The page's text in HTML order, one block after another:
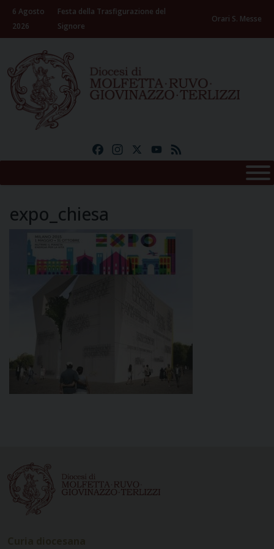
Skip
content
6 Agosto
2026
Festa della Trasfigurazione del
Signore
Orari S. Messe
FacebookInstagramYouTube
expo_chiesa